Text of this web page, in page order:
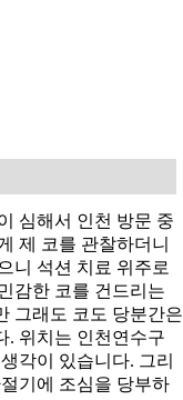
심해서 인천 방문 중
제 코를 관찰하더니
니 석션 치료 위주로
감한 코를 건드리는
그래도 코도 당분간은
. 위치는 인천연수구
각이 있습니다. 그리
기에 조심을 당부하